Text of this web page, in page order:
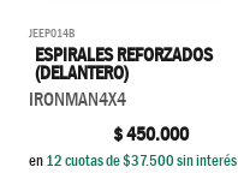
JEEP014B
ESPIRALES REFORZADOS
(DELANTERO)
IRONMAN4X4
$450.000
en12cuotas de $37.500sin interés